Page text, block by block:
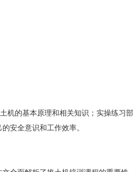
机的基本原理和相关知识；实操练习
安全意识和工作效率。